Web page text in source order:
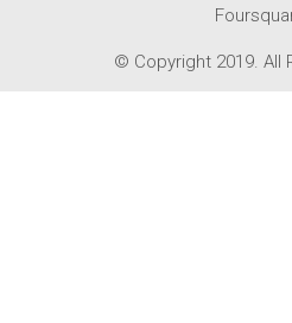
© Copyright 2019. All